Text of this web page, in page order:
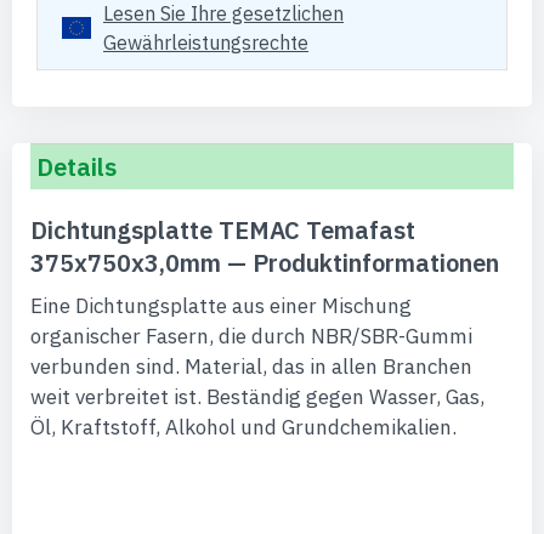
Lesen Sie Ihre gesetzlichen
Gewährleistungsrechte
Details
Dichtungsplatte TEMAC Temafast
375x750x3,0mm — Produktinformationen
Eine Dichtungsplatte aus einer Mischung
organischer Fasern, die durch NBR/SBR-Gummi
verbunden sind. Material, das in allen Branchen
weit verbreitet ist. Beständig gegen Wasser, Gas,
Öl, Kraftstoff, Alkohol und Grundchemikalien.